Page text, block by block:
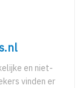
en niet-
vinden er